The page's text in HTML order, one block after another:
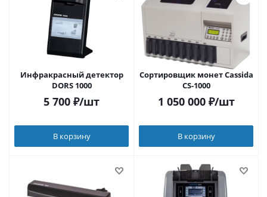
Инфракрасный детектор
DORS 1000
5 700 ₽/шт
В корзину
Сортировщик монет Cassida
CS-1000
1 050 000₽/шт
В корзину